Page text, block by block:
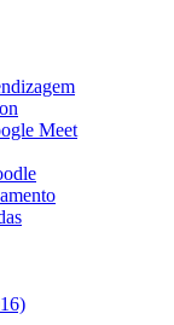
Meet